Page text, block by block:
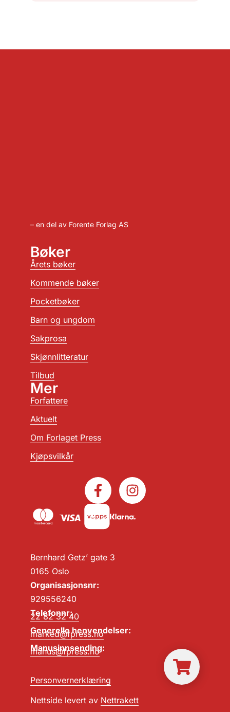
– en del av Forente Forlag AS
Bernhard Getz’ gate 3
0165 Oslo
Organisasjonsnr:
929556240
Telefonnr:
22 82 32 40
Generelle henvendelser:
marked@fpress.no
Manusinnsending:
manus@fpress.no
Personvernerklæring
Nettside levert av Nettrakett
Bøker
Årets bøker
Kommende bøker
Pocketbøker
Barn og ungdom
Sakprosa
Skjønnlitteratur
Tilbud
Mer
Forfattere
Aktuelt
Om Forlaget Press
Kjøpsvilkår